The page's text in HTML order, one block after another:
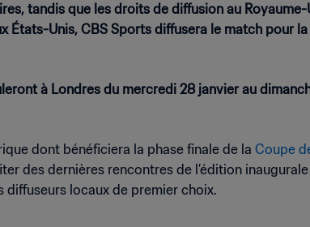
tandis que les droits de diffusion au Royaume-
États-Unis, CBS Sports diffusera le match pour
à Londres du mercredi 28 janvier au
dont bénéficiera la phase finale de la Coupe
des dernières rencontres de l’édition
locaux de premier choix.